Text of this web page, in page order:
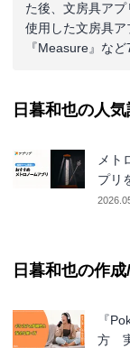
た後、文房具アプ
使用した文房具ア
『Measure』など
日暮和也の人
メト
プリ
日暮和也の作
『
方 実